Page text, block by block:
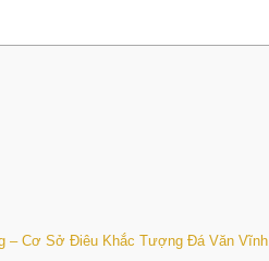
– Cơ Sở Điêu Khắc Tượng Đá Văn Vĩnh